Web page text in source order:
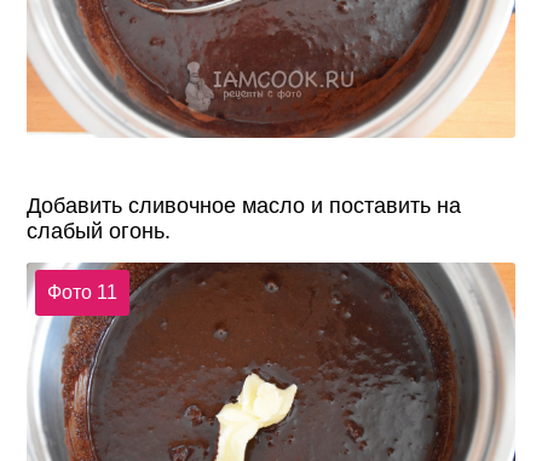
Добавить сливочное масло и поставить на
слабый огонь.
Фото 11